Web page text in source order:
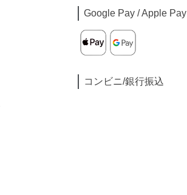
Google Pay / Apple Pay
コンビニ/銀行振込